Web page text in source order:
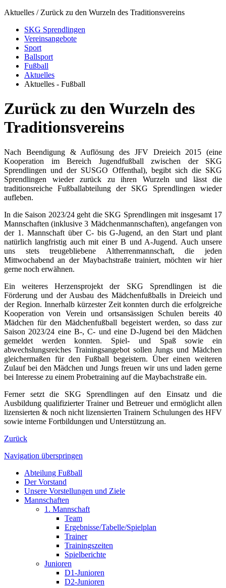
Aktuelles / Zurück zu den Wurzeln des Traditionsvereins
SKG Sprendlingen
Vereinsangebote
Sport
Ballsport
Fußball
Aktuelles
Aktuelles - Fußball
Zurück zu den Wurzeln des
Traditionsvereins
Nach Beendigung & Auflösung des JFV Dreieich 2015 (eine
Kooperation im Bereich Jugendfußball zwischen der SKG
Sprendlingen und der SUSGO Offenthal), begibt sich die SKG
Sprendlingen wieder zurück zu ihren Wurzeln und lässt die
traditionsreiche Fußballabteilung der SKG Sprendlingen wieder
aufleben.
In die Saison 2023/24 geht die SKG Sprendlingen mit insgesamt 17
Mannschaften (inklusive 3 Mädchenmannschaften), angefangen von
der 1. Mannschaft über C- bis G-Jugend, an den Start und plant
natürlich langfristig auch mit einer B und A-Jugend. Auch unsere
uns stets treugebliebene Altherrenmannschaft, die jeden
Mittwochabend an der Maybachstraße trainiert, möchten wir hier
gerne noch erwähnen.
Ein weiteres Herzensprojekt der SKG Sprendlingen ist die
Förderung und der Ausbau des Mädchenfußballs in Dreieich und
der Region. Innerhalb kürzester Zeit konnten durch die erfolgreiche
Kooperation von Verein und ortsansässigen Schulen bereits 40
Mädchen für den Mädchenfußball begeistert werden, so dass zur
Saison 2023/24 eine B-, C- und eine D-Jugend bei den Mädchen
gemeldet werden konnten. Spiel- und Spaß sowie ein
abwechslungsreiches Trainingsangebot sollen Jungs und Mädchen
gleichermaßen für den Fußball begeistern. Über einen weiteren
Zulauf bei den Mädchen und Jungs freuen wir uns und laden gerne
bei Interesse zu einem Probetraining auf die Maybachstraße ein.
Ferner setzt die SKG Sprendlingen auf den Einsatz und die
Ausbildung qualifizierter Trainer und Betreuer und ermöglicht allen
lizensierten & noch nicht lizensierten Trainern Schulungen des HFV
sowie interne Fortbildungen und Unterstützung an.
Zurück
Navigation überspringen
Abteilung Fußball
Der Vorstand
Unsere Vorstellungen und Ziele
Mannschaften
1. Mannschaft
Team
Ergebnisse/Tabelle/Spielplan
Trainer
Trainingszeiten
Spielberichte
Junioren
D1-Junioren
D2-Junioren